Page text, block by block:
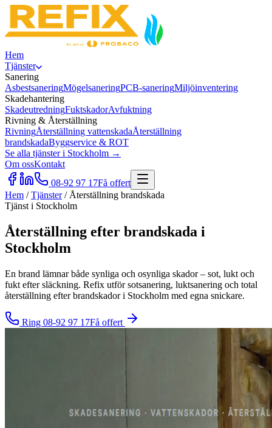
Hem
Tjänster
Sanering
AsbestsaneringMögelsaneringPCB-saneringMiljöinventering
Skadehantering
SkadeutredningFuktskadorAvfuktning
Rivning & Återställning
RivningÅterställning vattenskadaÅterställning
brandskadaByggservice & ROT
Se alla tjänster i Stockholm →
Om ossKontakt
08-92 97 17Få offert
Hem /Tjänster/ Återställning brandskada
Tjänst i Stockholm
Återställning efter brandskada i
Stockholm
En brand lämnar både synliga och osynliga skador – sot, lukt och
fukt efter släckning. Refix utför sotsanering, luktsanering och total
återställning efter brandskador i Stockholm med egna snickare.
Ring 08-92 97 17Få offert